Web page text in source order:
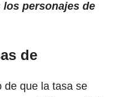
personajes de
de
de que la tasa se